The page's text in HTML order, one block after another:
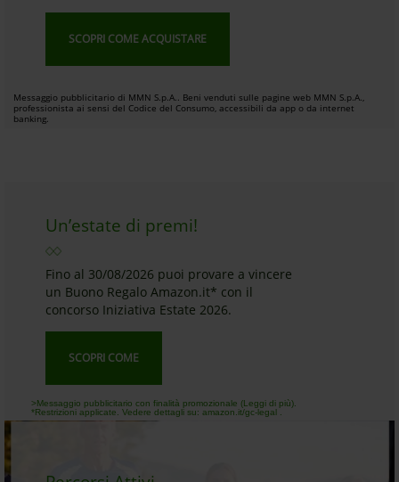
SCOPRI COME ACQUISTARE
Messaggio pubblicitario di MMN S.p.A.. Beni venduti sulle pagine web MMN S.p.A.,
professionista ai sensi del Codice del Consumo, accessibili da app o da internet
banking.
Un’estate di premi!
Fino al 30/08/2026 puoi provare a vincere
un Buono Regalo Amazon.it* con il
concorso Iniziativa Estate 2026.
SCOPRI COME
>Messaggio pubblicitario con finalità promozionale (Leggi di più).
*Restrizioni applicate. Vedere dettagli su: amazon.it/gc-legal .